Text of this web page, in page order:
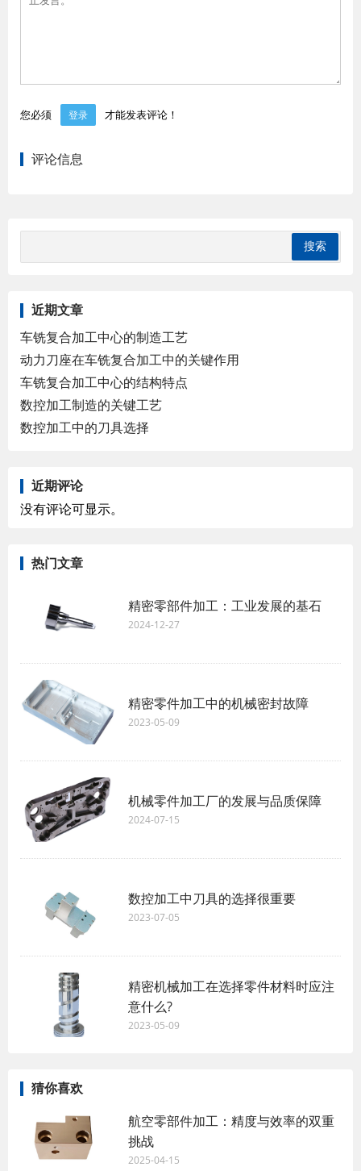
您必须 登录 才能发表评论！
评论信息
近期文章
车铣复合加工中心的制造工艺
动力刀座在车铣复合加工中的关键作用
车铣复合加工中心的结构特点
数控加工制造的关键工艺
数控加工中的刀具选择
近期评论
没有评论可显示。
热门文章
精密零部件加工：工业发展的基石
2024-12-27
精密零件加工中的机械密封故障
2023-05-09
机械零件加工厂的发展与品质保障
2024-07-15
数控加工中刀具的选择很重要
2023-07-05
精密机械加工在选择零件材料时应注
意什么?
2023-05-09
猜你喜欢
航空零部件加工：精度与效率的双重
挑战
2025-04-15